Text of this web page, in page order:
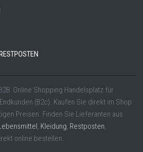
Online Shopping Handelsplatz für
(B2c). Kaufen Sie direkt im Shop
Preisen. Finden Sie Lieferanten aus
, Kleidung, Restposten,
online bestellen.